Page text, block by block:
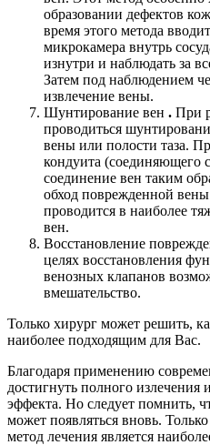
образовании дефектов
время этого метода
микрокамера внутрь
изнутри и наблюдать за
Затем под наблюдением
извлечение вены.
Шунтирование вен . При
проводиться
вены или полости таза.
кондуита (соединяющего
соединение вен таким
обход поврежденной
проводится в наиболее
вен.
Восстановление
целях восстановления
венозных клапанов
вмешательство.
Только хирург может решить,
наиболее подходящим для Вас.
Благодаря применению
достигнуть полного излечения
эффекта. Но следует помнить,
может появляться вновь.
метод лечения является